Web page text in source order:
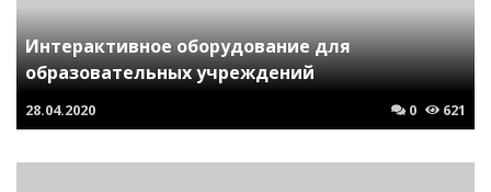
Интерактивное оборудование для
образовательных учреждений
28.04.2020 0 621